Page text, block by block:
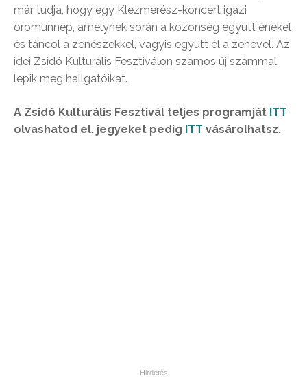
már tudja, hogy egy Klezmerész-koncert igazi
örömünnep, amelynek során a közönség együtt énekel
és táncol a zenészekkel, vagyis együtt él a zenével. Az
idei Zsidó Kulturális Fesztiválon számos új számmal
lepik meg hallgatóikat.
A Zsidó Kulturális Fesztivál teljes programját ITT
olvashatod el, jegyeket pedig ITT vásárolhatsz.